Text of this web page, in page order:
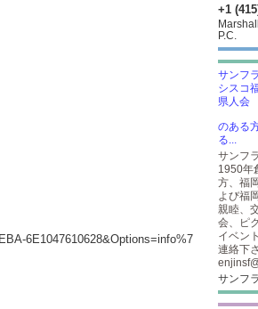
6E1047610628&Options=info%7
+1
P.C.
のある
る...
サンフ
1950年
方、福
よび福
親睦、
会、ピ
イベン
連絡下
サンフ